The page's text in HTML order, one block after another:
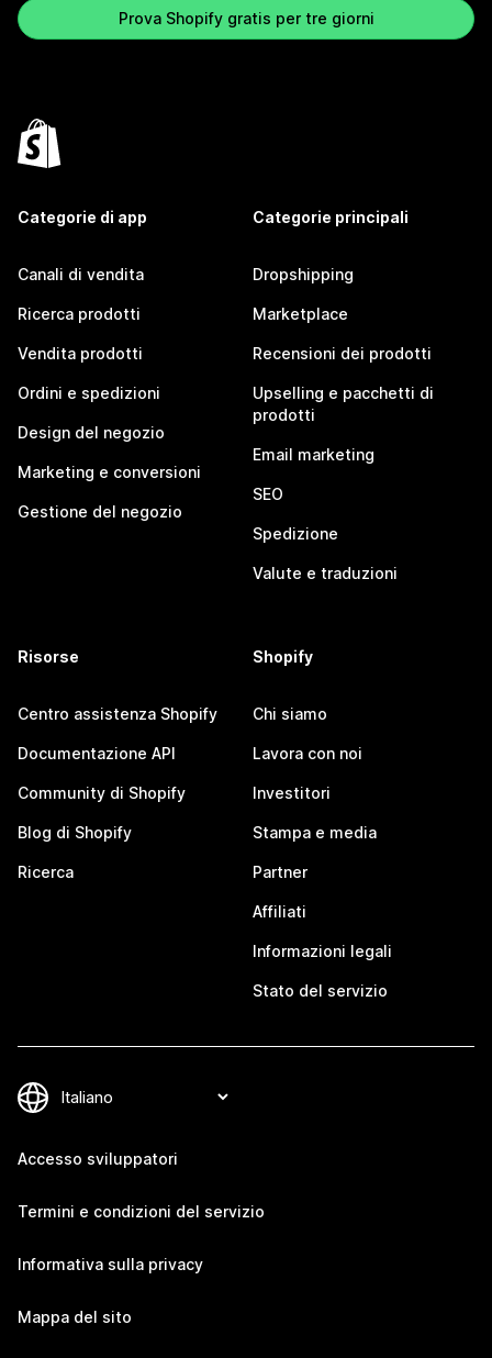
Prova Shopify gratis per tre giorni
Categorie di app
Canali di vendita
Ricerca prodotti
Vendita prodotti
Ordini e spedizioni
Design del negozio
Marketing e conversioni
Gestione del negozio
Categorie principali
Dropshipping
Marketplace
Recensioni dei prodotti
Upselling e pacchetti di
prodotti
Email marketing
SEO
Spedizione
Valute e traduzioni
Risorse
Centro assistenza Shopify
Documentazione API
Community di Shopify
Blog di Shopify
Ricerca
Shopify
Chi siamo
Lavora con noi
Investitori
Stampa e media
Partner
Affiliati
Informazioni legali
Stato del servizio
Accesso sviluppatori
Termini e condizioni del servizio
Informativa sulla privacy
Mappa del sito